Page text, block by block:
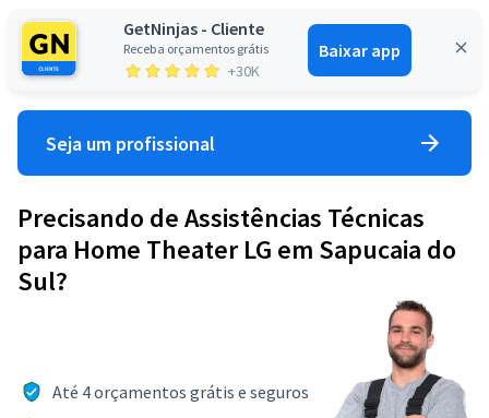
GetNinjas - Cliente
Receba orçamentos grátis
+30K
Baixar app
Entrar
Seja um profissional
Precisando de Assistências Técnicas
para Home Theater LG em Sapucaia do
Sul?
Até 4 orçamentos grátis e seguros